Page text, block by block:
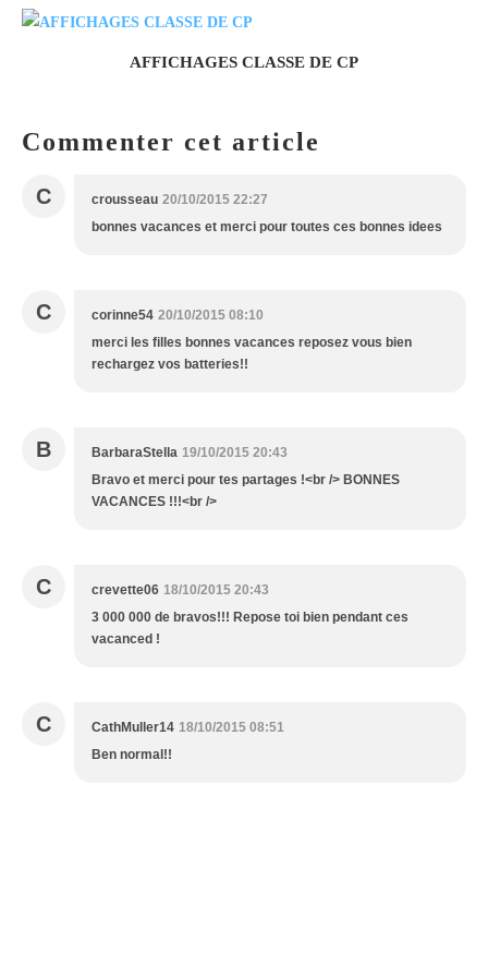
AFFICHAGES CLASSE DE CP
Commenter cet article
C crousseau 20/10/2015 22:27
bonnes vacances et merci pour toutes ces bonnes idees
C corinne54 20/10/2015 08:10
merci les filles bonnes vacances reposez vous bien
rechargez vos batteries!!
B BarbaraStella 19/10/2015 20:43
Bravo et merci pour tes partages !<br /> BONNES
VACANCES !!!<br />
C crevette06 18/10/2015 20:43
3 000 000 de bravos!!! Repose toi bien pendant ces
vacanced !
C CathMuller14 18/10/2015 08:51
Ben normal!!